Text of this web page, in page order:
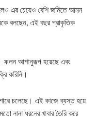
এর চেয়েও বেশি জমিতে আমন
বলছেন, এই বছর প্রাকৃতিক
ফলন আশানুরূপ হয়েছে এবং
করিনি।
চলেছে। এই কাজে ব্যস্ত হয়ে
নানা ধরনের খাবার তৈরি করে